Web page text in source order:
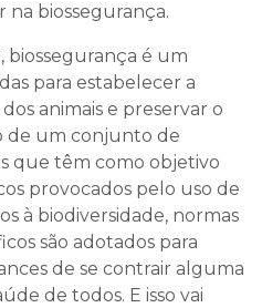
na biossegurança.
biossegurança é um
para estabelecer a
animais e preservar o
de um conjunto de
que têm como objetivo
provocados pelo uso de
à biodiversidade, normas
são adotados para
de se contrair alguma
de todos. E isso vai